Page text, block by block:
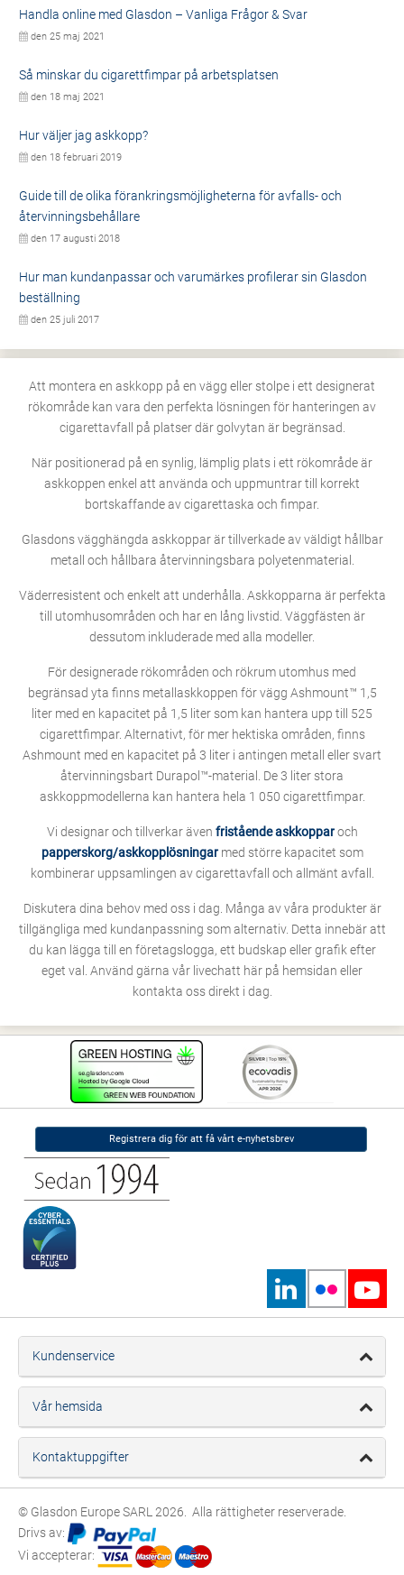
Handla online med Glasdon – Vanliga Frågor & Svar
den 25 maj 2021
Så minskar du cigarettfimpar på arbetsplatsen
den 18 maj 2021
Hur väljer jag askkopp?
den 18 februari 2019
Guide till de olika förankringsmöjligheterna för avfalls- och
återvinningsbehållare
den 17 augusti 2018
Hur man kundanpassar och varumärkes profilerar sin Glasdon
beställning
den 25 juli 2017
Att montera en askkopp på en vägg eller stolpe i ett designerat
rökområde kan vara den perfekta lösningen för hanteringen av
cigarettavfall på platser där golvytan är begränsad.
När positionerad på en synlig, lämplig plats i ett rökområde är
askkoppen enkel att använda och uppmuntrar till korrekt
bortskaffande av cigarettaska och fimpar.
Glasdons vägghängda askkoppar är tillverkade av väldigt hållbar
metall och hållbara återvinningsbara polyetenmaterial.
Väderresistent och enkelt att underhålla. Askkopparna är perfekta
till utomhusområden och har en lång livstid. Väggfästen är
dessutom inkluderade med alla modeller.
För designerade rökområden och rökrum utomhus med
begränsad yta finns metallaskkoppen för vägg Ashmount™ 1,5
liter med en kapacitet på 1,5 liter som kan hantera upp till 525
cigarettfimpar. Alternativt, för mer hektiska områden, finns
Ashmount med en kapacitet på 3 liter i antingen metall eller svart
återvinningsbart Durapol™-material. De 3 liter stora
askkoppmodellerna kan hantera hela 1 050 cigarettfimpar.
Vi designar och tillverkar även fristående askkopparoch
papperskorg/askkopplösningarmed större kapacitet som
kombinerar uppsamlingen av cigarettavfall och allmänt avfall.
Diskutera dina behov med oss i dag. Många av våra produkter är
tillgängliga med kundanpassning som alternativ. Detta innebär att
du kan lägga till en företagslogga, ett budskap eller grafik efter
eget val. Använd gärna vår livechatt här på hemsidan eller
kontakta oss direkt i dag.
Registrera dig för att få vårt e-nyhetsbrev
Kundenservice
Vår hemsida
Kontaktuppgifter
© Glasdon Europe SARL 2026. Alla rättigheter reserverade.
Drivs av:
Vi accepterar: